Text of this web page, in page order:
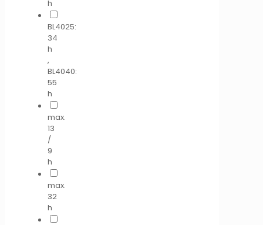
h
BL4025:
34
h
,
BL4040:
55
h
max.
13
/
9
h
max.
32
h